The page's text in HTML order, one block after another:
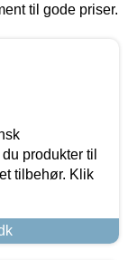
til gode priser.
produkter til
tilbehør. Klik